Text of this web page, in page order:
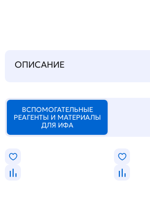
ОПИСАНИЕ
ВСПОМОГАТЕЛЬНЫЕ
РЕАГЕНТЫ И МАТЕРИАЛЫ
ДЛЯ ИФА